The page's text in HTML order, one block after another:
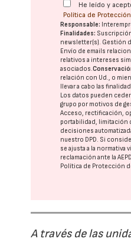
He leído y
Política de
Responsable:
Finalidades:
newsletter(s). Gestión
Envío de emails
relativos a intereses
asociados.
relación con Ud., o
llevar a cabo las
Los datos pueden
grupo por motivos de
Acceso, rectificación,
portabilidad, limitación
decisiones
nuestro DPD. Si
se ajusta a la normativa
reclamación ante laAEPD
Política de Protección
A través de las